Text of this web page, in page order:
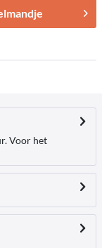
Voor het